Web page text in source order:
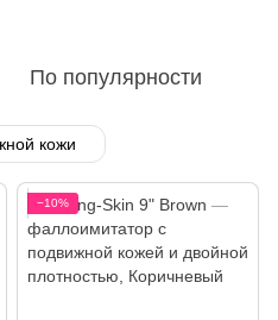
По популярности
кожи
−10%